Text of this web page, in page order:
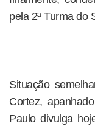
pela 2ª Turma do
Situação
Cortez,
Paulo divulga